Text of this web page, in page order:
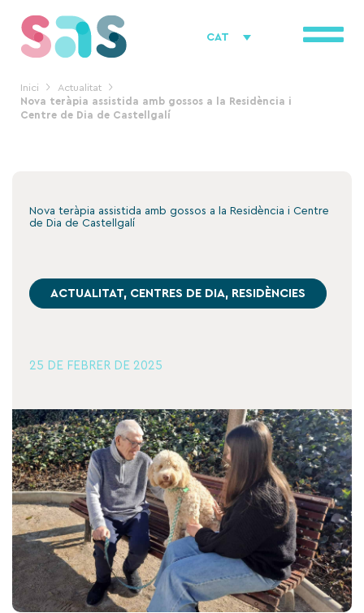
contingut
CAT
Inici
Actualitat
Nova teràpia assistida amb gossos a la Residència i
Centre de Dia de Castellgalí
Nova teràpia assistida amb gossos a la Residència i Centre
de Dia de Castellgalí
ACTUALITAT, CENTRES DE DIA, RESIDÈNCIES
25 DE FEBRER DE 2025